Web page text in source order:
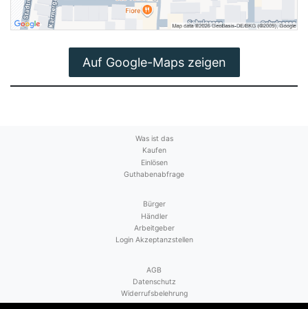
Auf Google-Maps zeigen
Was ist das
Kaufen
Einlösen
Guthabenabfrage
Bürger
Händler
Arbeitgeber
Login Akzeptanzstellen
AGB
Datenschutz
Widerrufsbelehrung
Vertrag widerrufen